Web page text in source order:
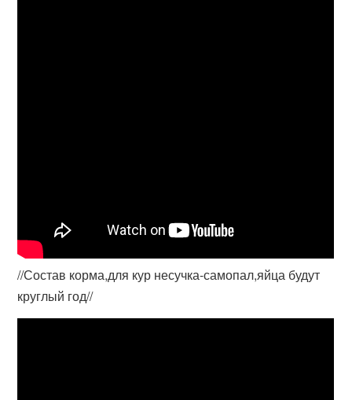
//Состав корма,для кур несучка-самопал,яйца будут
круглый год//